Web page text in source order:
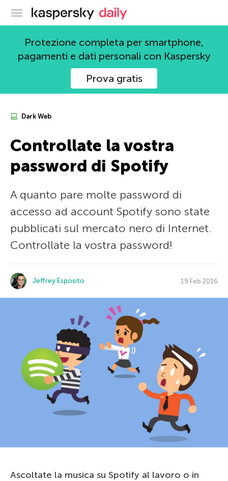
Blog ufficiale di Kaspersky
Protezione completa per smartphone,
pagamenti e dati personali con Kaspersky
Prova gratis
Dark Web
Controllate la vostra
password di Spotify
A quanto pare molte password di
accesso ad account Spotify sono state
pubblicati sul mercato nero di Internet.
Controllate la vostra password!
Jeffrey Esposito 19 Feb 2016
Ascoltate la musica su Spotify al lavoro o in